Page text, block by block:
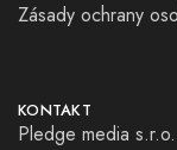
Zásady ochrany
KONTAKT
Pledge media s.r.o.